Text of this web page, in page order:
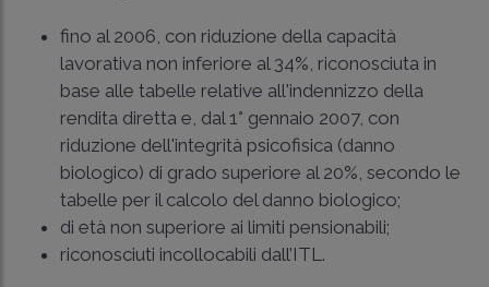
fino al 2006, con riduzione della capacità
lavorativa non inferiore al 34%, riconosciuta in
base alle tabelle relative all'indennizzo della
rendita diretta e, dal 1° gennaio 2007, con
riduzione dell'integrità psicofisica (danno
biologico) di grado superiore al 20%, secondo le
tabelle per il calcolo del danno biologico;
di età non superiore ai limiti pensionabili;
riconosciuti incollocabili dall’ITL.